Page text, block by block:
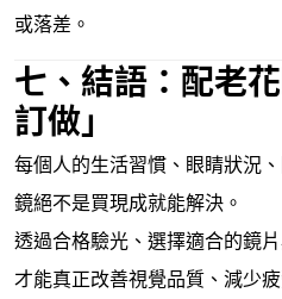
或落差。
七、結語：配老
訂做」
每個人的生活習慣、眼睛狀況
鏡絕不是買現成就能解決。
透過合格驗光、選擇適合的鏡
才能真正改善視覺品質、減少